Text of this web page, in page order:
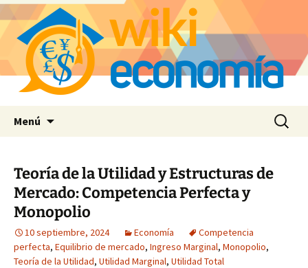
Menú Buscar:
Teoría de la Utilidad y Estructuras de
Mercado: Competencia Perfecta y
Monopolio
10 septiembre, 2024 Economía
Competencia
perfecta, Equilibrio de mercado, Ingreso Marginal, Monopolio,
Teoría de la Utilidad, Utilidad Marginal, Utilidad Total